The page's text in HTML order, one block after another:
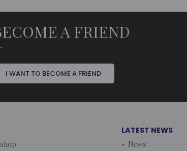
A FRIEND
I WANT TO BECOME A FRIEND
LATEST NEWS
News